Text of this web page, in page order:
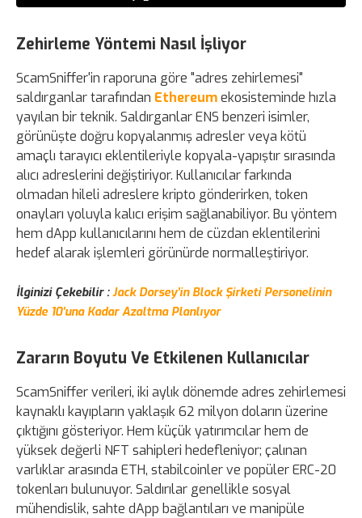
Zehirleme Yöntemi Nasıl İşliyor
ScamSniffer'in raporuna göre "adres zehirlemesi"
saldırganlar tarafından Ethereumekosisteminde hızla
yayılan bir teknik. Saldırganlar ENS benzeri isimler,
görünüşte doğru kopyalanmış adresler veya kötü
amaçlı tarayıcı eklentileriyle kopyala-yapıştır sırasında
alıcı adreslerini değiştiriyor. Kullanıcılar farkında
olmadan hileli adreslere kripto gönderirken, token
onayları yoluyla kalıcı erişim sağlanabiliyor. Bu yöntem
hem dApp kullanıcılarını hem de cüzdan eklentilerini
hedef alarak işlemleri görünürde normalleştiriyor.
İlginizi Çekebilir :Jack Dorsey’in Block Şirketi Personelinin
Yüzde 10’una Kadar Azaltma Planlıyor
Zararın Boyutu Ve Etkilenen Kullanıcılar
ScamSniffer verileri, iki aylık dönemde adres zehirlemesi
kaynaklı kayıpların yaklaşık 62 milyon doların üzerine
çıktığını gösteriyor. Hem küçük yatırımcılar hem de
yüksek değerli NFT sahipleri hedefleniyor; çalınan
varlıklar arasında ETH, stabilcoinler ve popüler ERC-20
tokenları bulunuyor. Saldırılar genellikle sosyal
mühendislik, sahte dApp bağlantıları ve manipüle